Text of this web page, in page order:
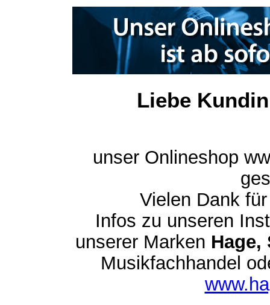
Liebe
unser Onlineshop
Vielen Dank
Infos zu unseren
unserer Marken Hage,
Musikfachhandel